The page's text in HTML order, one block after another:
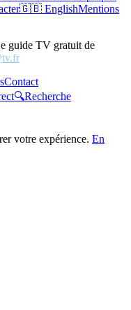
🇬🇧 EnglishMentions
guide TV gratuit de
Contact
🔍Recherche
votre expérience. En